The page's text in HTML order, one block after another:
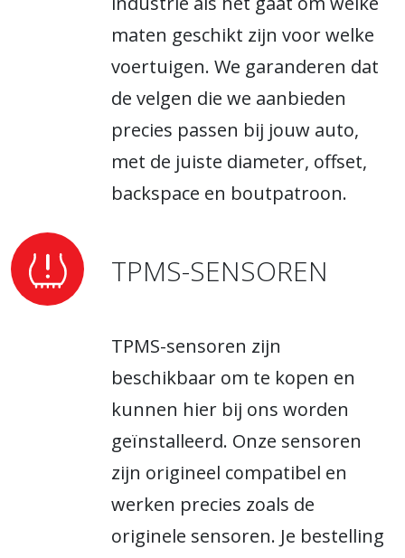
maten geschikt zijn voor welke
voertuigen. We garanderen dat
de velgen die we aanbieden
precies passen bij jouw auto,
met de juiste diameter, offset,
backspace en boutpatroon.
TPMS-SENSOREN
TPMS-sensoren zijn
beschikbaar om te kopen en
kunnen hier bij ons worden
geïnstalleerd. Onze sensoren
zijn origineel compatibel en
werken precies zoals de
originele sensoren. Je bestelling